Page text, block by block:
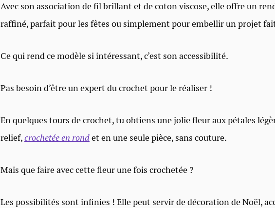
Avec son association de fil brillant et de coton viscose, elle offre un
raffiné, parfait pour les fêtes ou simplement pour embellir un projet
Ce qui rend ce modèle si intéressant, c’est son accessibilité.
Pas besoin d’être un expert du crochet pour le réaliser !
En quelques tours de crochet, tu obtiens une jolie fleur aux pétales
relief,crochetée en rondet en une seule pièce, sans couture.
Mais que faire avec cette fleur une fois crochetée ?
Les possibilités sont infinies ! Elle peut servir de décoration de Noël,